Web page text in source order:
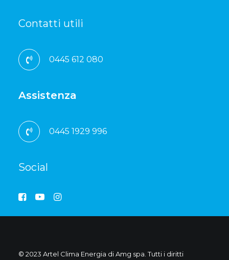
Contatti utili
0445 612 080
Assistenza
0445 1929 996
Social
© 2023 Artel Clima Energia di Amg spa. Tutti i diritti